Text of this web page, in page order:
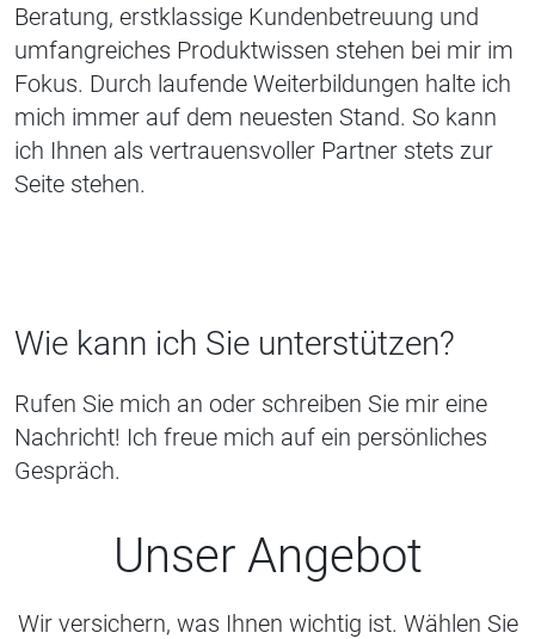
Beratung, erstklassige Kundenbetreuung und
umfangreiches Produktwissen stehen bei mir im
Fokus. Durch laufende Weiterbildungen halte ich
mich immer auf dem neuesten Stand. So kann
ich Ihnen als vertrauensvoller Partner stets zur
Seite stehen.
Wie kann ich Sie unterstützen?
Rufen Sie mich an oder schreiben Sie mir eine
Nachricht! Ich freue mich auf ein persönliches
Gespräch.
Unser Angebot
Wir versichern, was Ihnen wichtig ist. Wählen Sie